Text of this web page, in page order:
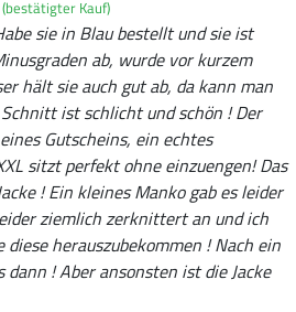
(bestätigter Kauf)
sie in Blau bestellt und sie ist
ab, wurde vor kurzem
hält sie auch gut ab, da kann man
ist schlicht und schön ! Der
Gutscheins, ein echtes
sitzt perfekt ohne einzuengen! Das
! Ein kleines Manko gab es leider
ziemlich zerknittert an und ich
herauszubekommen ! Nach ein
dann ! Aber ansonsten ist die Jacke